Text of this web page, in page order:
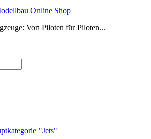
Von Piloten für Piloten...
"Jets"